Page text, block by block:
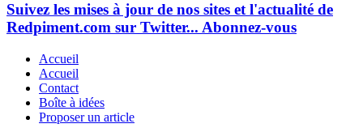
Suivez les mises à jour de nos sites et l'actualité de
Redpiment.com sur Twitter... Abonnez-vous
Accueil
Accueil
Contact
Boîte à idées
Proposer un article